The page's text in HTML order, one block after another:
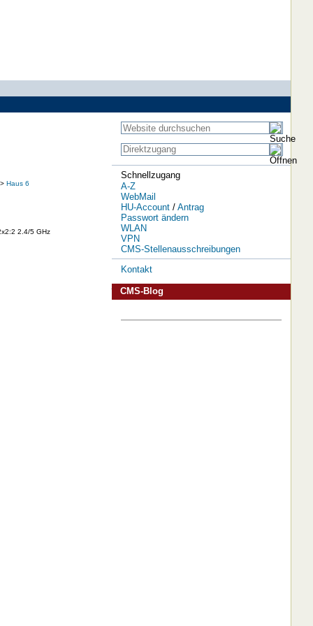
Haus 6
2.4/5 GHz
Schnellzugang
A-Z
WebMail
HU-Account/ Antrag
Passwort ändern
WLAN
VPN
CMS-Stellenausschreibungen
Kontakt
CMS-Blog